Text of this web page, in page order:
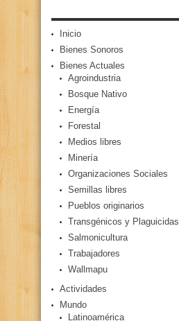
Inicio
Bienes Sonoros
Bienes Actuales
Agroindustria
Bosque Nativo
Energía
Forestal
Medios libres
Minería
Organizaciones Sociales
Semillas libres
Pueblos originarios
Transgénicos y Plaguicidas
Salmonicultura
Trabajadores
Wallmapu
Actividades
Mundo
Latinoamérica